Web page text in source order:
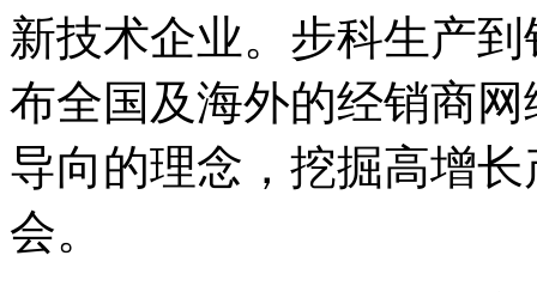
新技术企业。步科生产
布全国及海外的经销商
导向的理念，挖掘高增
会。